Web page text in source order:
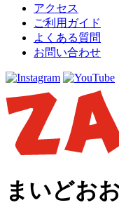
アクセス
ご利用ガイド
よくある質問
お問い合わせ
まいどお